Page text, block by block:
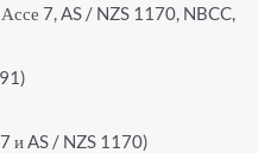
7, AS / NZS 1170, NBCC,
и AS / NZS 1170)